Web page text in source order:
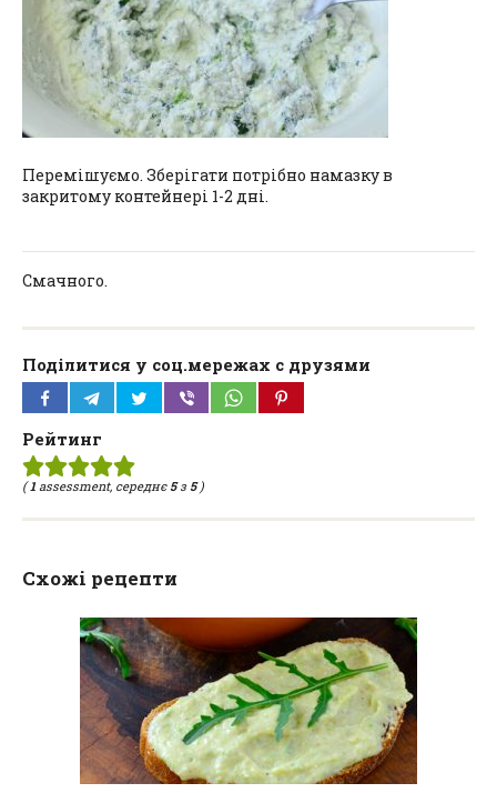
Перемішуємо. Зберігати потрібно намазку в
закритому контейнері 1-2 дні.
Смачного.
Поділитися у соц.мережах с друзями
Рейтинг
(1assessment, середнє5з 5)
Схожі рецепти